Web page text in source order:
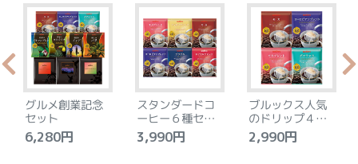
グルメ創業記念
セット
6,280円
スタンダードコ
ーヒー６種セッ
ト
3,990円
ブルックス人気
のドリップ４種
セット
2,990円